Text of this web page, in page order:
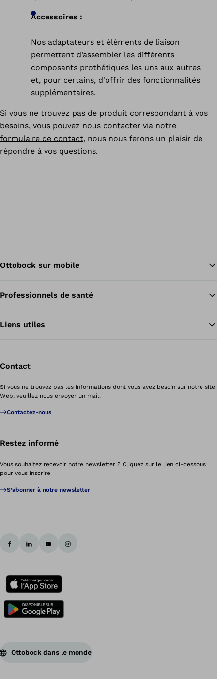
Accessoires :
Nos adaptateurs et éléments de liaison
permettent d’assembler les différents
composants prothétiques les uns aux autres
et, pour certains, d'offrir des fonctionnalités
supplémentaires.
Si vous ne trouvez pas de produit correspondant à vos
besoins, vous pouvez nous contacter via notre
formulaire de contact, nous nous ferons un plaisir de
répondre à vos questions.
Ottobock sur mobile
Professionnels de santé
Liens utiles
Contact
Si vous ne trouvez pas les informations dont vous avez besoin sur notre site
Web, veuillez nous envoyer un mail.
Contactez-nous
Restez informé
Vous souhaitez recevoir notre newsletter ? Cliquez sur le lien ci-dessous
pour vous inscrire
S’abonner à notre newsletter
Ottobock dans le monde